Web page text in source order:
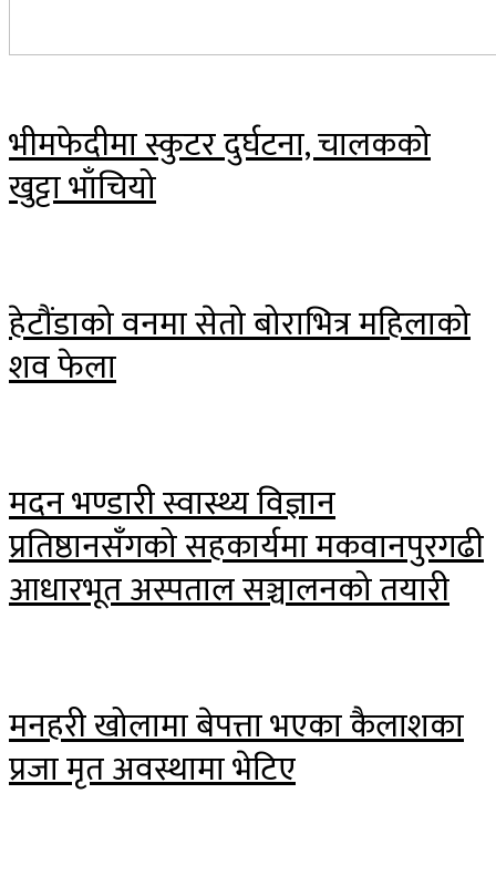
भीमफेदीमा स्कुटर दुर्घटना, चालकको
खुट्टा भाँचियो
हेटौंडाको वनमा सेतो बोराभित्र महिलाको
शव फेला
मदन भण्डारी स्वास्थ्य विज्ञान
प्रतिष्ठानसँगको सहकार्यमा मकवानपुरगढी
आधारभूत अस्पताल सञ्चालनको तयारी
मनहरी खोलामा बेपत्ता भएका कैलाशका
प्रजा मृत अवस्थामा भेटिए